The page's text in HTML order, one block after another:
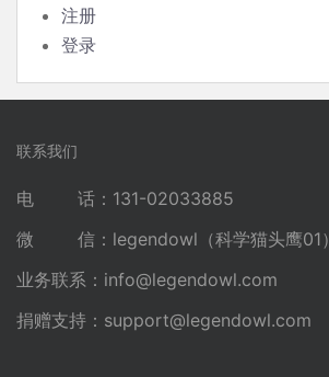
注册
登录
联系我们
电 话：131-02033885
微 信：legendowl（科学猫头鹰01）
业务联系： info@legendowl.com
捐赠支持： support@legendowl.com